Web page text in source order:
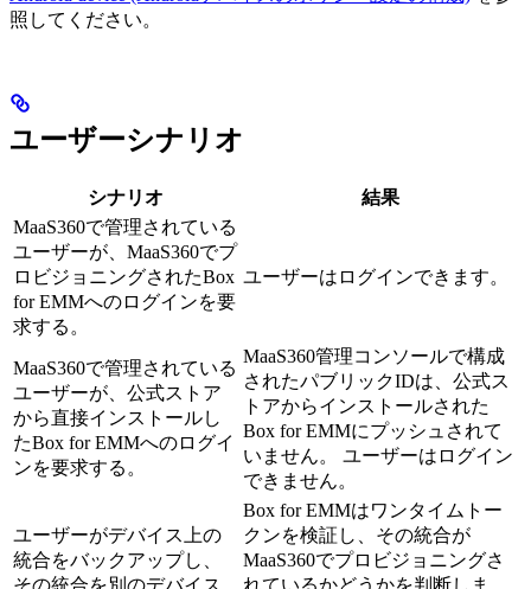
照してください。
ユーザーシナリオ
シナリオ
結果
MaaS360で管理されている
ユーザーが、MaaS360でプ
ロビジョニングされたBox
for EMMへのログインを要
求する。
ユーザーはログインできます。
MaaS360で管理されている
ユーザーが、公式ストア
から直接インストールし
たBox for EMMへのログイ
ンを要求する。
MaaS360管理コンソールで構成
されたパブリックIDは、公式ス
トアからインストールされた
Box for EMMにプッシュされて
いません。 ユーザーはログイン
できません。
ユーザーがデバイス上の
統合をバックアップし、
その統合を別のデバイス
Box for EMMはワンタイムトー
クンを検証し、その統合が
MaaS360でプロビジョニングさ
れているかどうかを判断しま